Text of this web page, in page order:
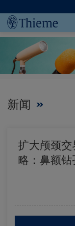
新闻
扩大颅颈
略：鼻额